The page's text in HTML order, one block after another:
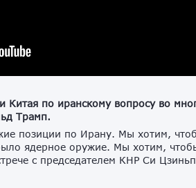
по иранскому вопросу во
Трамп.
позиции по Ирану. Мы хотим,
ядерное оружие. Мы хотим,
с председателем КНР Си